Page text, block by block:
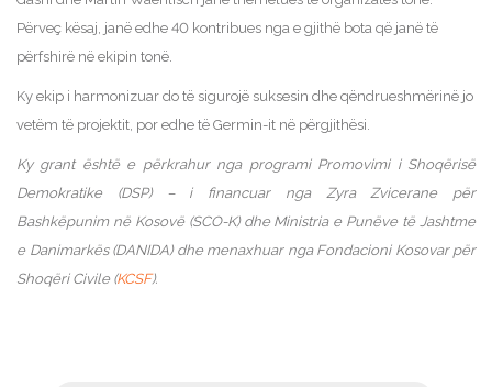
Përveç kësaj, janë edhe 40 kontribues nga e gjithë bota që janë të
përfshirë në ekipin tonë.
Ky ekip i harmonizuar do të sigurojë suksesin dhe qëndrueshmërinë jo
vetëm të projektit, por edhe të Germin-it në përgjithësi.
Ky grant është e përkrahur nga programi Promovimi i Shoqërisë
Demokratike (DSP) – i financuar nga Zyra Zvicerane për
Bashkëpunim në Kosovë (SCO-K) dhe Ministria e Punëve të Jashtme
e Danimarkës (DANIDA) dhe menaxhuar nga Fondacioni Kosovar për
Shoqëri Civile (KCSF).